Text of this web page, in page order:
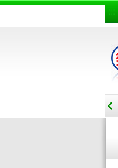
:::